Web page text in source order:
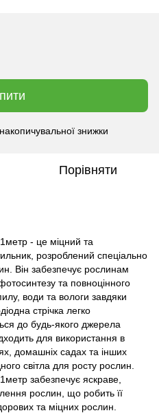
знижки
Порівняти
1метр - це міцний та
розроблений спеціально
Він забезпечує рослинам
та повноцінного
води та вологи завдяки
стрічка легко
до будь-якого джерела
для використання в
домашніх садах та інших
світла для росту рослин.
забезпечує яскраве,
рослин, що робить її
та міцних рослин.